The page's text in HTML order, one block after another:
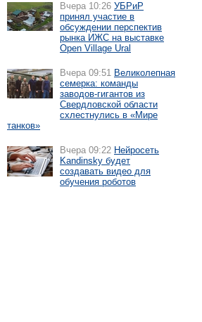
Вчера 10:26 УБРиР
принял участие в
обсуждении перспектив
рынка ИЖС на выставке
Open Village Ural
Вчера 09:51 Великолепная
семерка: команды
заводов-гигантов из
Свердловской области
схлестнулись в «Мире
танков»
Вчера 09:22 Нейросеть
Kandinsky будет
создавать видео для
обучения роботов